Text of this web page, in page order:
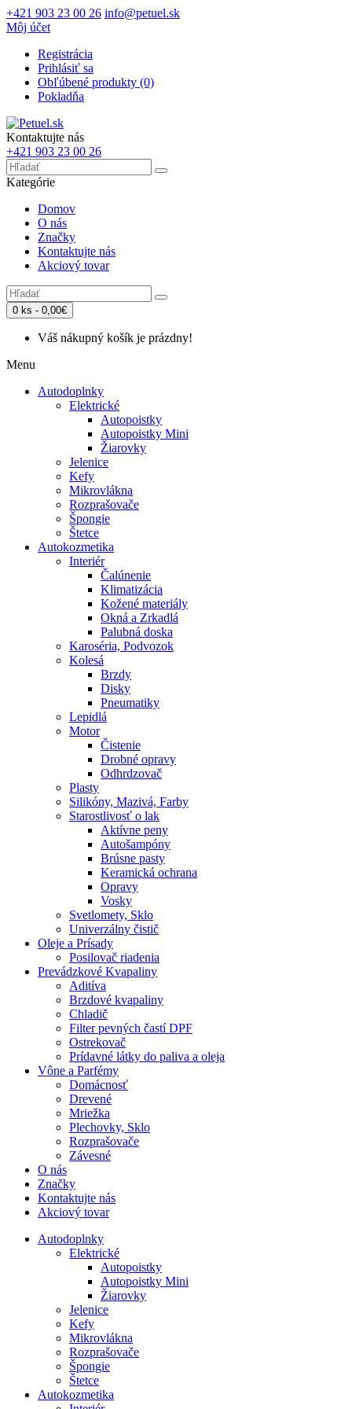
+421 903 23 00 26 info@petuel.sk
Môj účet
Registrácia
Prihlásiť sa
Obľúbené produkty (0)
Pokladňa
Kontaktujte nás
+421 903 23 00 26
Kategórie
Domov
O nás
Značky
Kontaktujte nás
Akciový tovar
0 ks - 0,00€
Váš nákupný košík je prázdny!
Menu
Autodoplnky
Elektrické
Autopoistky
Autopoistky Mini
Žiarovky
Jelenice
Kefy
Mikrovlákna
Rozprašovače
Špongie
Štetce
Autokozmetika
Interiér
Čalúnenie
Klimatizácia
Kožené materiály
Okná a Zrkadlá
Palubná doska
Karoséria, Podvozok
Kolesá
Brzdy
Disky
Pneumatiky
Lepidlá
Motor
Čistenie
Drobné opravy
Odhrdzovač
Plasty
Silikóny, Mazivá, Farby
Starostlivosť o lak
Aktívne peny
Autošampóny
Brúsne pasty
Keramická ochrana
Opravy
Vosky
Svetlomety, Sklo
Univerzálny čistič
Oleje a Prísady
Posilovač riadenia
Prevádzkové Kvapaliny
Aditíva
Brzdové kvapaliny
Chladič
Filter pevných častí DPF
Ostrekovač
Prídavné látky do paliva a oleja
Vône a Parfémy
Domácnosť
Drevené
Mriežka
Plechovky, Sklo
Rozprašovače
Závesné
O nás
Značky
Kontaktujte nás
Akciový tovar
Autodoplnky
Elektrické
Autopoistky
Autopoistky Mini
Žiarovky
Jelenice
Kefy
Mikrovlákna
Rozprašovače
Špongie
Štetce
Autokozmetika